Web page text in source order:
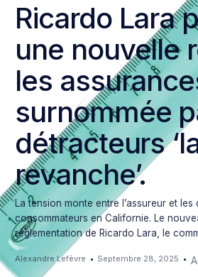
Ricardo Lara
une nouvelle
les
surnommée
détracteurs
revanche’.
La tension monte entre l’assureur et les
consommateurs en Californie. Le
réglementation de Ricardo Lara, le
Alexandre Lefèvre Septembre 28, 2025